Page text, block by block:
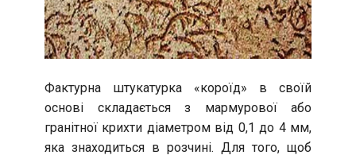
Фактурна штукатурка «короїд» в своїй
основі складається з мармурової або
гранітної крихти діаметром від 0,1 до 4 мм,
яка знаходиться в розчині. Для того, щоб